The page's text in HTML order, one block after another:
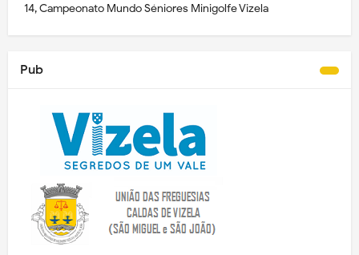
14, Campeonato Mundo Séniores Minigolfe Vizela
Pub